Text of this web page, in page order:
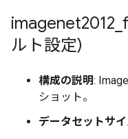
imagenet2012
ルト設定)
構成の説明:
ショット。
データセットサ